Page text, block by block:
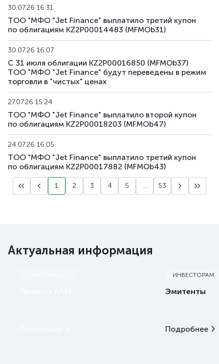
MFMOb46
MFMOb47 KZ2P00018203 альтернативная
MFMOb48
MFMOb49 KZ2P00018880 альтернативная
MFMOb50 KZ2P00018898 альтернативная
30.07.26 16:31
ТОО "МФО "Jet Finance" выплатило третий купон
по облигациям KZ2P00014483 (MFMOb31)
30.07.26 16:07
С 31 июля облигации KZ2P00016850 (MFMOb37)
ТОО "МФО "Jet Finance" будут переведены в режим
торговли в "чистых" ценах
27.07.26 15:24
ТОО "МФО "Jet Finance" выплатило второй купон
по облигациям KZ2P00018203 (MFMOb47)
24.07.26 16:05
ТОО "МФО "Jet Finance" выплатило третий купон
по облигациям KZ2P00017882 (MFMOb43)
1 2 3 4 5 ... 53
Актуальная информация
ИНВЕСТОРАМ
Эмитенты
Подробнее